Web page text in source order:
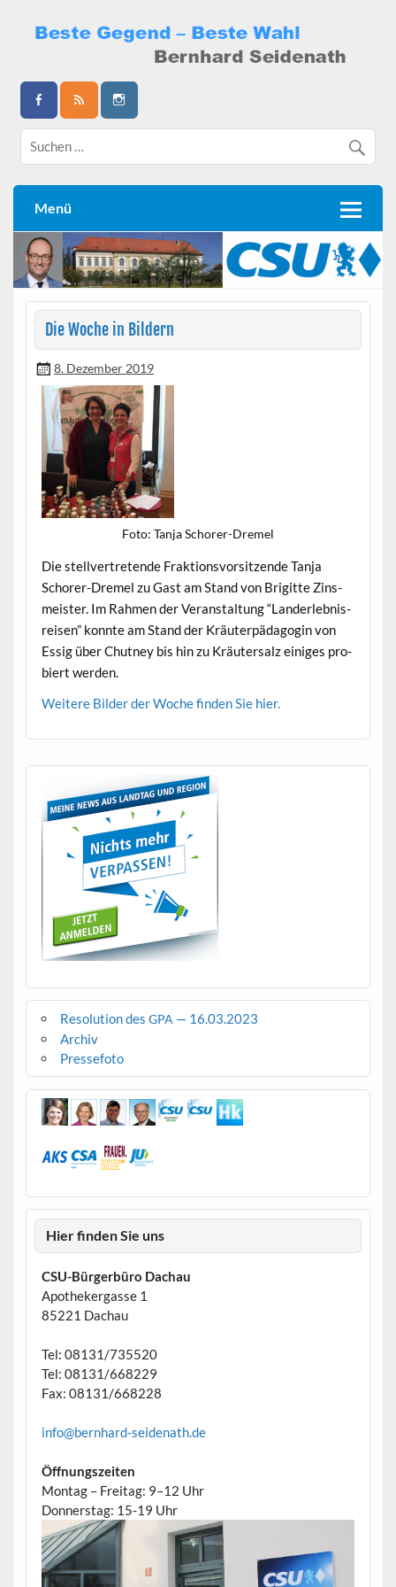
content
Bernhard Seidenath
Menü
Die Woche in Bildern
8. Dezember 2019
Foto: Tan­ja Schorer-Dremel
Die stel­lvertre­tende Frak­tionsvor­sitzende Tan­ja
Schor­er-Dremel zu Gast am Stand von Brigitte Zins­
meis­ter. Im Rah­men der Ver­anstal­tung “Lan­der­leb­nis­
reisen” kon­nte am Stand der Kräuter­päd­a­gogin von
Essig über Chut­ney bis hin zu Kräuter­salz einiges pro­
biert werden.
Weit­ere Bilder der Woche find­en Sie hier.
Resolution des GPA — 16.03.2023
Archiv
Pressefoto
Hier finden Sie uns
CSU-Bürgerbüro Dachau
Apothekergasse 1
85221 Dachau
Tel: 08131/735520
Tel: 08131/668229
Fax: 08131/668228
info@bernhard-seidenath.de
Öffnungszeiten
Montag – Freitag: 9–12 Uhr
Donnerstag: 15-19 Uhr